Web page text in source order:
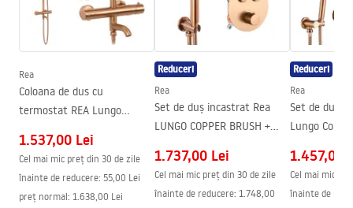
Montaj
de cada sau de podea
Inaltime (mm)
1900
Directie cabina
Stang sau drept
Garantie
Nu
Instrucțiuni de montaj
Kabina Primo Swing.pdf
PRIMO SWING DOOR WITH SIDE PANEL.pdf
Rea
Coloana de dus cu
termostat REA Lungo
1.537,00 Lei
Cel mai mic preț din 30 de zile
înainte de reducere: 55,00 Lei
preț normal: 1.638,00 Lei
Reduceri
Rea
Set de duș incastrat Rea
LUNGO COPPER BRUSH +
1.737,00 Lei
Cel mai mic preț din 30 de zile
înainte de reducere: 1.748,00
Reduceri
Rea
Set de duș
Lungo
1.457,00
Cel mai mic
înainte de